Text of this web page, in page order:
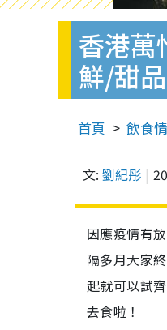
香港萬
鮮/甜品
首頁 飲食
文: 劉紀彤
因應疫情有
隔多月大家
起就可以試
去食啦！